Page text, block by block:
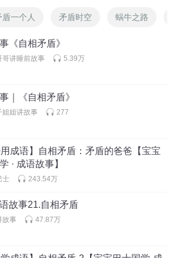
盾一个人 矛盾时空 蜗牛之路
《自相矛盾》
哥讲睡前故事 5.39万
｜《自相矛盾》
姐姐讲故事 277
用成语】自相矛盾：矛盾的爸爸【宝宝
· 成语故事】
士 243.54万
故事21.自相矛盾
故事 47.87万